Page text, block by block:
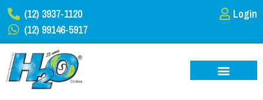
(12) 3937-1120
(12) 99146-5917
Login